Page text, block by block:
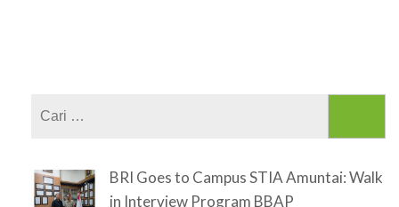
BRI Goes to Campus STIA Amuntai: Walk
in Interview Program BBAP